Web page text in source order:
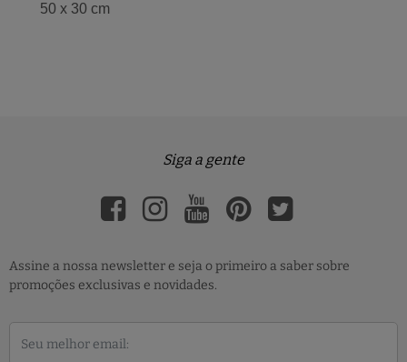
50 x 30 cm
Siga a gente
Assine a nossa newsletter e seja o primeiro a saber sobre
promoções exclusivas e novidades.